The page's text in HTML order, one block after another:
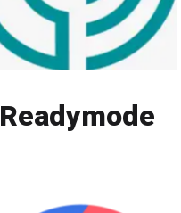
Readymode